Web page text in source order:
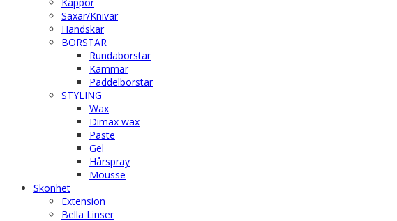
Saxar/Knivar
Handskar
BORSTAR
Rundaborstar
Kammar
Paddelborstar
STYLING
Wax
Dimax wax
Paste
Gel
Hårspray
Mousse
Skönhet
Extension
Bella Linser